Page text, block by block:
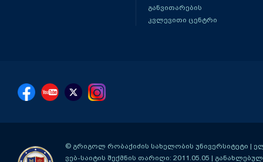
განვითარების
კვლევითი ცენტრი
© გრიგოლ რობაქიძის სახელობის უნივერსიტეტი |
ვებ-საიტის შექმნის თარიღი: 2011.05.05 |